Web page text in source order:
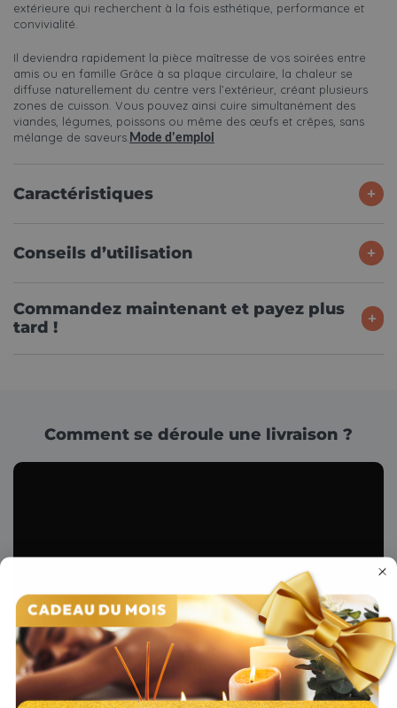
extérieure qui recherchent à la fois esthétique, performance et
convivialité.
Il deviendra rapidement la pièce maîtresse de vos soirées entre
amis ou en famille Grâce à sa plaque circulaire, la chaleur se
diffuse naturellement du centre vers l’extérieur, créant plusieurs
zones de cuisson. Vous pouvez ainsi cuire simultanément des
viandes, légumes, poissons ou même des œufs et crêpes, sans
mélange de saveurs.Mode d'emploi
Caractéristiques
Conseils d’utilisation
Commandez maintenant et payez plus
tard !
Comment se déroule une livraison ?
Le retrait en Click and Collect